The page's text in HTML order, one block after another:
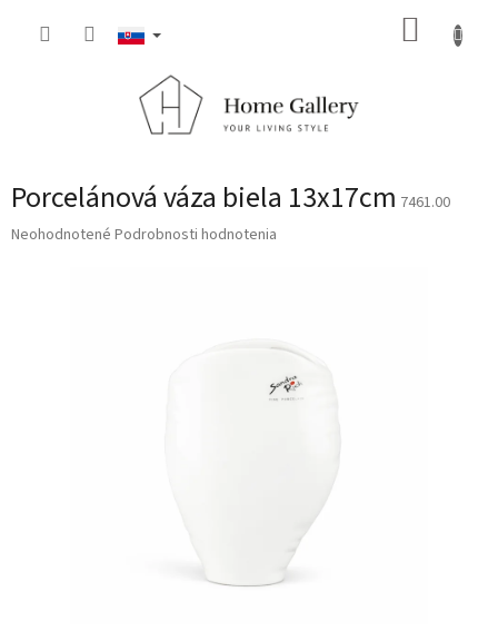
Porcelánová váza biela 13x17cm 7461.00
Priemerné
Neohodnotené Podrobnosti hodnotenia